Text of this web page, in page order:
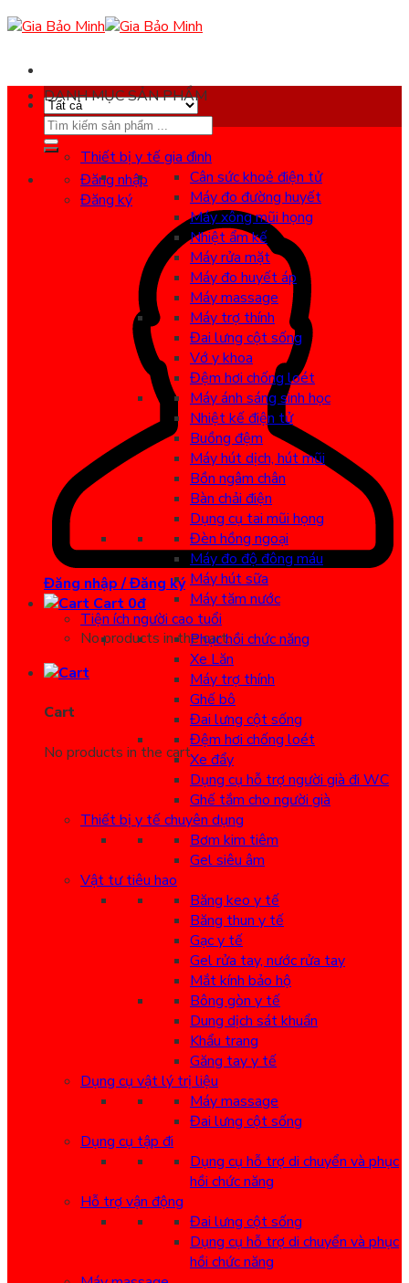
Skip
to
Search
for:
Đăng nhập
Đăng ký
Đăng nhập / Đăng ký
Cart 0đ
No products in the cart.
Cart
No products in the cart.
DANH MỤC SẢN PHẨM
Thiết bị y tế gia đình
Cân sức khoẻ điện tử
Máy đo đường huyết
Máy xông mũi họng
Nhiệt ẩm kế
Máy rửa mặt
Máy đo huyết áp
Máy massage
Máy trợ thính
Đai lưng cột sống
Vớ y khoa
Đệm hơi chống loét
Máy ánh sáng sinh học
Nhiệt kế điện tử
Buồng đệm
Máy hút dịch, hút mũi
Bồn ngâm chân
Bàn chải điện
Dụng cụ tai mũi họng
Đèn hồng ngoại
Máy đo độ đông máu
Máy hút sữa
Máy tăm nước
Tiện ích người cao tuổi
Phục hồi chức năng
Xe Lăn
Máy trợ thính
Ghế bô
Đai lưng cột sống
Đệm hơi chống loét
Xe đẩy
Dụng cụ hỗ trợ người già đi WC
Ghế tắm cho người già
Thiết bị y tế chuyên dụng
Bơm kim tiêm
Gel siêu âm
Vật tư tiêu hao
Băng keo y tế
Băng thun y tế
Gạc y tế
Gel rửa tay, nước rửa tay
Mắt kính bảo hộ
Bông gòn y tế
Dung dịch sát khuẩn
Khẩu trang
Găng tay y tế
Dụng cụ vật lý trị liệu
Máy massage
Đai lưng cột sống
Dụng cụ tập đi
Dụng cụ hỗ trợ di chuyển và phục
hồi chức năng
Hỗ trợ vận động
Đai lưng cột sống
Dụng cụ hỗ trợ di chuyển và phục
hồi chức năng